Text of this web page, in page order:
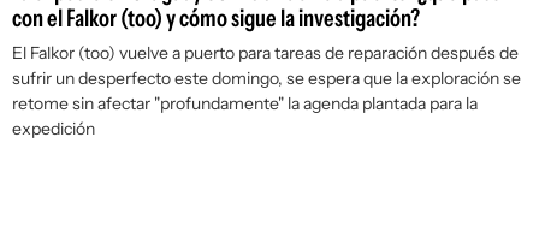
con el Falkor (too) y cómo sigue la investigación?
El Falkor (too) vuelve a puerto para tareas de reparación después de
sufrir un desperfecto este domingo, se espera que la exploración se
retome sin afectar "profundamente" la agenda plantada para la
expedición